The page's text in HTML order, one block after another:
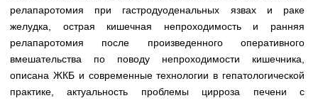
Медицинская стандартизация
Нормативы экстренной и неотложной помощи
релапаротомия при гастродуоденальных язвах и раке
желудка, острая кишечная непроходимость и ранняя
релапаротомия после произведенного оперативного
вмешательства по поводу непроходимости кишечника,
описана ЖКБ и современные технологии в гепатологической
практике, актуальность проблемы цирроза печени с